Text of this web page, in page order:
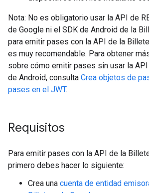
Nota: No es obligatorio usar la API de
de Google ni el SDK de Android de la
para emitir pases con la API de la
es muy recomendable. Para obtener
sobre cómo emitir pases sin usar la API
de Android, consulta Crea objetos de
pases en el JWT.
Requisitos
Para emitir pases con la API de la
primero debes hacer lo siguiente:
Crea una cuenta de entidad